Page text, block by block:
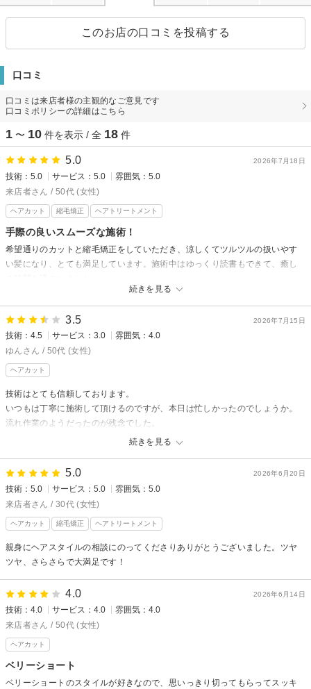
このお店の口コミを投稿する
口コミ
口コミは来店者様の主観的なご意見です
口コミポリシーの詳細はこちら
1 〜 10 件を表示 / 全 18 件
2026年7月18日
5.0
技術：5.0 サービス：5.0
雰囲気：5.0
来店者さん / 50代 (女性)
ヘアカット 縮毛矯正 ヘアトリートメント
手際の良いスムーズな施術！
続きを見る
希望通りのカットと縮毛矯正をしていただき、涼しくてツルツルの扱いやす
い髪になり、とても満足しています。施術中はゆっくり読書もできて、癒し
2026年7月15日
3.5
技術：4.5 サービス：3.0
雰囲気：4.0
ゆんさん / 50代 (女性)
ヘアカット
続きを見る
技術はとても信頼しております。
いつもは丁寧に施術して頂けるのですが、本日は忙しかったのでしょうか。
流れ作業のようだったのが残念でした。
美容室へ行ったあとはワクワクして帰るのですが、とてもそんな気分にはな
2026年6月20日
5.0
技術：5.0 サービス：5.0
雰囲気：5.0
来店者さん / 30代 (女性)
ヘアカット 縮毛矯正 ヘアトリートメント
親身にヘアスタイルの相談にのってくださりありがとうございました。ツヤ
ツヤ、さらさらで大満足です！
2026年6月14日
4.0
技術：4.0 サービス：4.0
雰囲気：4.0
来店者さん / 50代 (女性)
ヘアカット
ベリーショート
ベリーショートのスタイルが好きなので、思いっきり切ってもらってスッキ